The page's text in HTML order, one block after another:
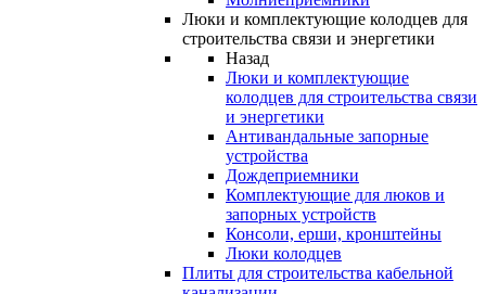
Люки и комплектующие колодцев для
строительства связи и энергетики
Назад
Люки и комплектующие
колодцев для строительства связи
и энергетики
Антивандальные запорные
устройства
Дождеприемники
Комплектующие для люков и
запорных устройств
Консоли, ерши, кронштейны
Люки колодцев
Плиты для строительства кабельной